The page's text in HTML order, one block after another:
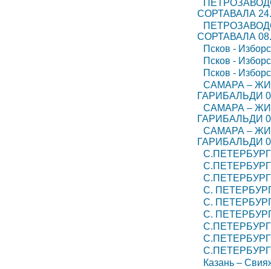
СОРТАВАЛА
СОРТАВАЛА
Псков -
Псков -
Псков -
САМАРА –
ГАРИБАЛЬДИ
САМАРА –
ГАРИБАЛЬДИ
САМАРА –
ГАРИБАЛЬДИ
С.ПЕТЕРБУРГ
С.ПЕТЕРБУРГ
С.ПЕТЕРБУРГ
С.
С.
С.
С.ПЕТЕРБУРГ
С.ПЕТЕРБУРГ
С.ПЕТЕРБУРГ
Казань –